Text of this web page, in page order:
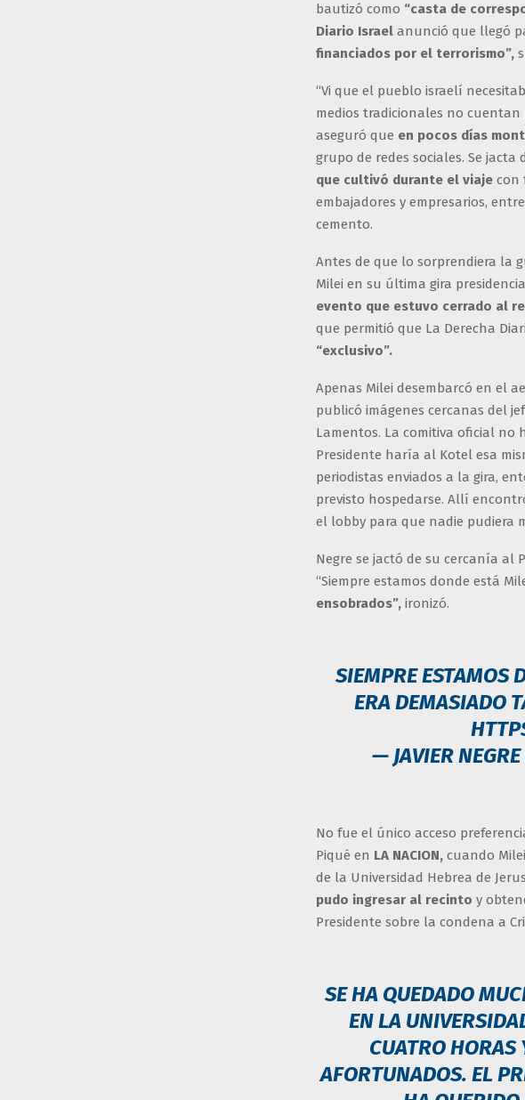
bautizó como “casta de
Diario Israel anunció que llegó
financiados por el terrorismo”,
“Vi que el pueblo israelí
medios tradicionales no cuentan
aseguró que en pocos días
grupo de redes sociales. Se
que cultivó durante el viaje con
embajadores y empresarios,
cemento.
Antes de que lo sorprendiera la
Milei en su última gira
evento que estuvo cerrado al
que permitió que La Derecha
“exclusivo”.
Apenas Milei desembarcó en el
publicó imágenes cercanas del
Lamentos. La comitiva oficial
Presidente haría al Kotel esa
periodistas enviados a la gira,
previsto hospedarse. Allí
el lobby para que nadie pudiera
Negre se jactó de su cercanía al
“Siempre estamos donde está
ensobrados”, ironizó.
SIEMPRE ESTAMOS
ERA DEMASIADO
— JAVIER
No fue el único acceso
Piqué en LA NACION, cuando
de la Universidad Hebrea de
pudo ingresar al recinto y
Presidente sobre la condena a
SE HA QUEDADO
EN LA
CUATRO HORAS
AFORTUNADOS. EL